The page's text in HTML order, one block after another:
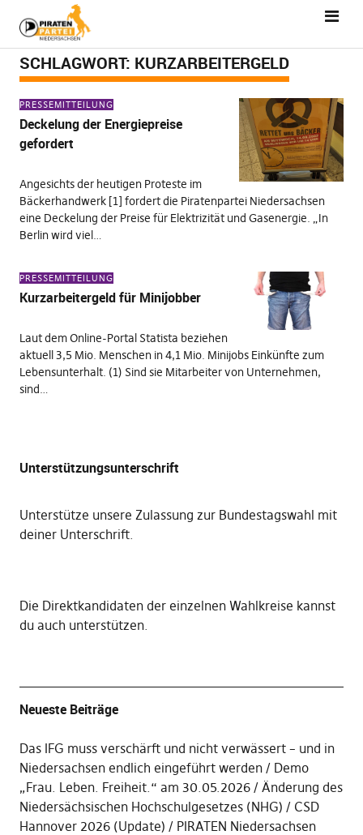
SCHLAGWORT: KURZARBEITERGELD
PRESSEMITTEILUNG
Deckelung der Energiepreise
gefordert
Angesichts der heutigen Proteste im
Bäckerhandwerk [1] fordert die Piratenpartei Niedersachsen
eine Deckelung der Preise für Elektrizität und Gasenergie. „In
Berlin wird viel…
PRESSEMITTEILUNG
Kurzarbeitergeld für Minijobber
Laut dem Online-Portal Statista beziehen
aktuell 3,5 Mio. Menschen in 4,1 Mio. Minijobs Einkünfte zum
Lebensunterhalt. (1) Sind sie Mitarbeiter von Unternehmen,
sind…
Unterstützungsunterschrift
Unterstütze unsere Zulassung zur Bundestagswahl mit
deiner Unterschrift.
Die Direktkandidaten der einzelnen Wahlkreise kannst
du auch unterstützen.
Neueste Beiträge
Das IFG muss verschärft und nicht verwässert – und in
Niedersachsen endlich eingeführt werden
Demo
„Frau. Leben. Freiheit.“ am 30.05.2026
Änderung des
Niedersächsischen Hochschulgesetzes (NHG)
CSD
Hannover 2026 (Update)
PIRATEN Niedersachsen